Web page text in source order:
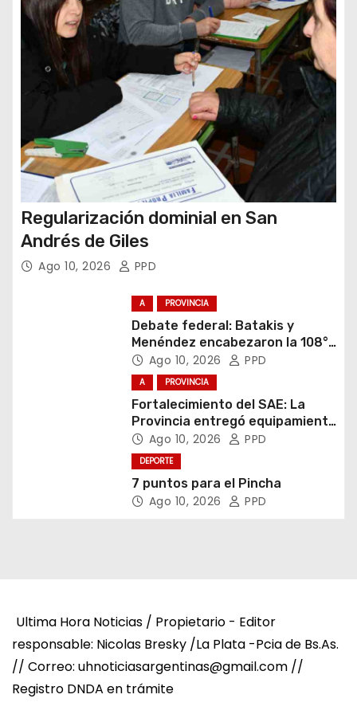
a
Regularización dominial en San
Andrés de Giles
Ago 10, 2026 PPD
A PROVINCIA
Debate federal: Batakis y
Menéndez encabezaron la 108°
Asamblea del CNV
Ago 10, 2026 PPD
A PROVINCIA
Fortalecimiento del SAE: La
Provincia entregó equipamiento
escolar en Junín
Ago 10, 2026 PPD
DEPORTE
7 puntos para el Pincha
Ago 10, 2026 PPD
Ultima Hora Noticias / Propietario - Editor
responsable: Nicolas Bresky /La Plata -Pcia de Bs.As.
// Correo: uhnoticiasargentinas@gmail.com //
Registro DNDA en trámite